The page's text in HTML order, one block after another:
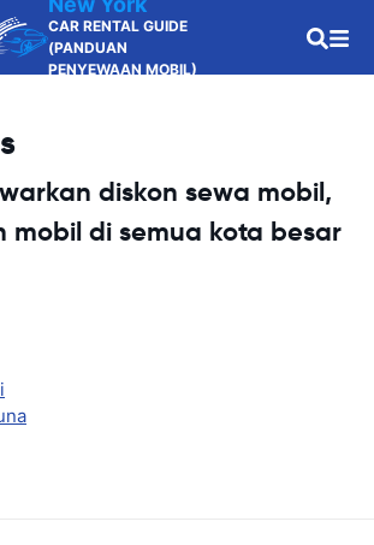
CAR RENTAL GUIDE
(PANDUAN
PENYEWAAN MOBIL)
diskon sewa mobil,
mobil di semua kota besar